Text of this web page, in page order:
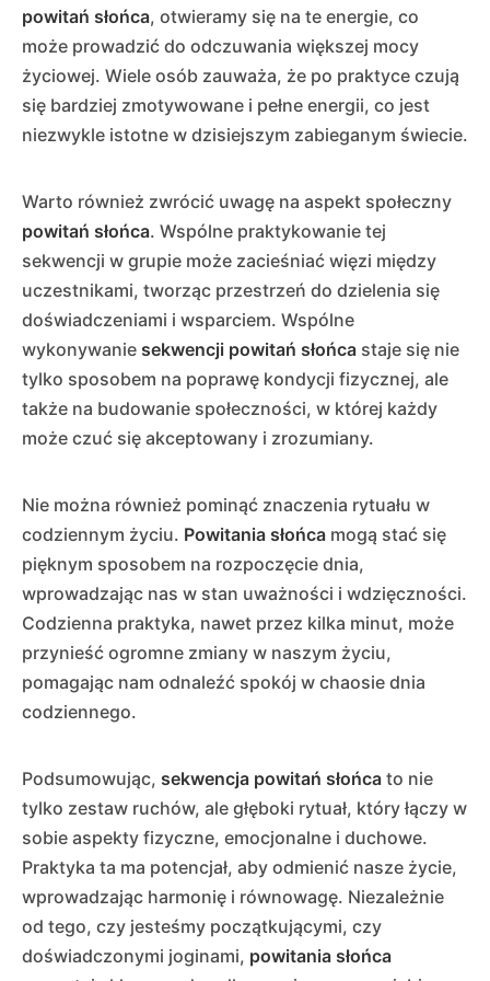
powitań słońca, otwieramy się na te energie, co
może prowadzić do odczuwania większej mocy
życiowej. Wiele osób zauważa, że po praktyce czują
się bardziej zmotywowane i pełne energii, co jest
niezwykle istotne w dzisiejszym zabieganym świecie.
Warto również zwrócić uwagę na aspekt społeczny
powitań słońca. Wspólne praktykowanie tej
sekwencji w grupie może zacieśniać więzi między
uczestnikami, tworząc przestrzeń do dzielenia się
doświadczeniami i wsparciem. Wspólne
wykonywanie sekwencji powitań słońca staje się nie
tylko sposobem na poprawę kondycji fizycznej, ale
także na budowanie społeczności, w której każdy
może czuć się akceptowany i zrozumiany.
Nie można również pominąć znaczenia rytuału w
codziennym życiu. Powitania słońca mogą stać się
pięknym sposobem na rozpoczęcie dnia,
wprowadzając nas w stan uważności i wdzięczności.
Codzienna praktyka, nawet przez kilka minut, może
przynieść ogromne zmiany w naszym życiu,
pomagając nam odnaleźć spokój w chaosie dnia
codziennego.
Podsumowując, sekwencja powitań słońca to nie
tylko zestaw ruchów, ale głęboki rytuał, który łączy w
sobie aspekty fizyczne, emocjonalne i duchowe.
Praktyka ta ma potencjał, aby odmienić nasze życie,
wprowadzając harmonię i równowagę. Niezależnie
od tego, czy jesteśmy początkującymi, czy
doświadczonymi joginami, powitania słońca